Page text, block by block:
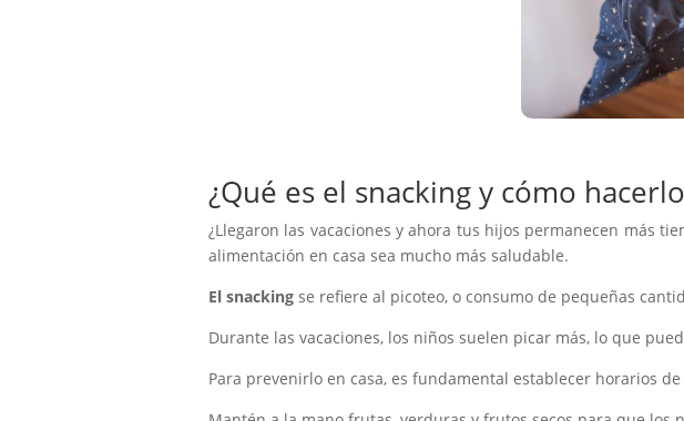
¿Qué es el snacking y cómo
¿Llegaron las vacaciones y ahora tus hijos permanecen más
alimentación en casa sea mucho más saludable.
El snacking se refiere al picoteo, o consumo de pequeñas
Durante las vacaciones, los niños suelen picar más, lo que
Para prevenirlo en casa, es fundamental establecer horarios